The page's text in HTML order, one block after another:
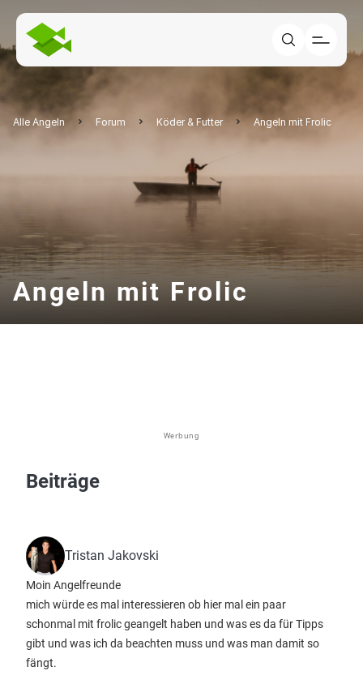
Alle Angeln Forum Köder & Futter Angeln mit Frolic
Angeln mit Frolic
Werbung
Beiträge
Tristan Jakovski
Moin Angelfreunde
mich würde es mal interessieren ob hier mal ein paar
schonmal mit frolic geangelt haben und was es da für Tipps
gibt und was ich da beachten muss und was man damit so
fängt.